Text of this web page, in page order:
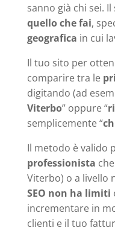
sanno già chi sei.
quello che fai,
geografica in cui
Il tuo sito per
comparire tra le
digitando (ad
Viterbo” oppure “
semplicemente “
Il metodo è valido
professionista
Viterbo) o a livello
SEO non ha limiti
incrementare in
clienti e il tuo